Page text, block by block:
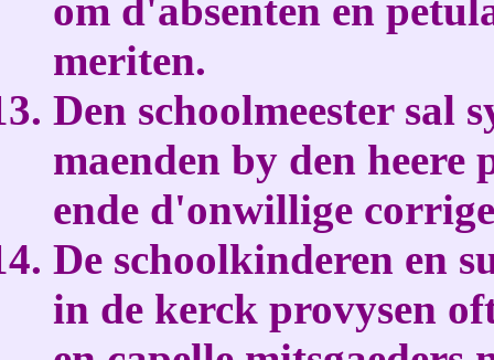
om d'absenten en
meriten.
Den schoolmeester sal
maenden by den heere
ende d'onwillige
De schoolkinderen en
in de kerck provysen